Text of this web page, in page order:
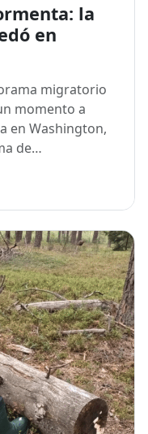
la
en
migratorio
momento a
en Washington,
de…